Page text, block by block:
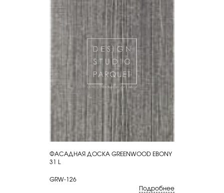
КУПИТЬ
ФАСАДНАЯ ДОСКА GREENWOOD EBONY
31 L
GRW-126
Подробнее